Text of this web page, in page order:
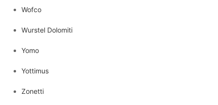
Wofco
Wurstel Dolomiti
Yomo
Yottimus
Zonetti